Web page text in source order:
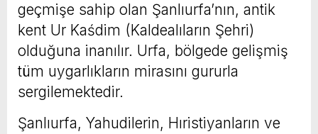
geçmişe sahip olan Şanlıurfa’nın, antik
kent Ur Kaśdim (Kaldealıların Şehri)
olduğuna inanılır. Urfa, bölgede gelişmiş
tüm uygarlıkların mirasını gururla
sergilemektedir.
Şanlıurfa, Yahudilerin, Hıristiyanların ve